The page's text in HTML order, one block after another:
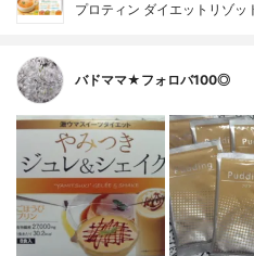
プロティン ダイエットリゾッ
バドママ★フォロバ100◎